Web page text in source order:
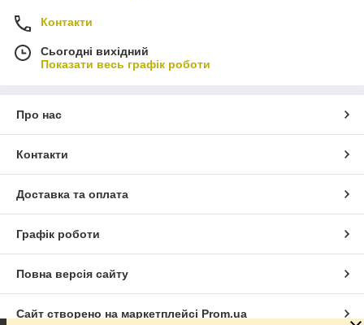
Контакти
Сьогодні вихідний
Показати весь графік роботи
Про нас
Контакти
Доставка та оплата
Графік роботи
Повна версія сайту
Сайт створено на маркетплейсі Prom.ua